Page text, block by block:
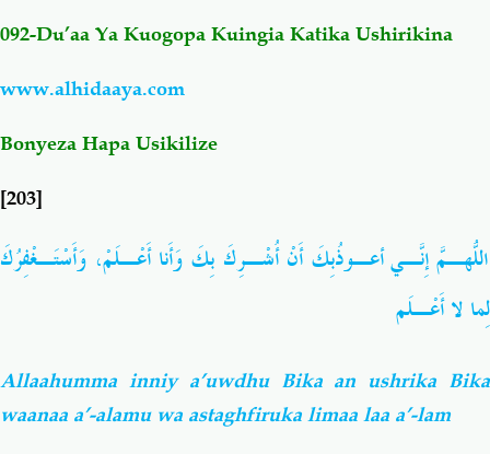
Salaf Wa Ummah
Akhlaaq-Aadaab Raqaaiq
Maswali-Majibu
Chemsha Bongo Vitabu
092-Du’aa Ya Kuogopa Kuingia Katika Ushirikina
www.alhidaaya.com
Bonyeza Hapa Usikilize
[203]
اللّهُـمَّ إِنّـي أَعـوذُبِكَ أَنْ أُشْـرِكَ بِكَ وَأَنا أَعْـلَمْ، وَأَسْتَـغْفِرُكَ
لِما لا أَعْـلَم
Allaahumma inniy a’uwdhu Bika an ushrika Bika
waanaa a’-alamu wa astaghfiruka limaa laa a’-lam